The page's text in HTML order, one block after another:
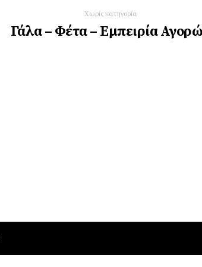
Χωρίς κατηγορία
Γάλα – Φέτα – Εμπειρία